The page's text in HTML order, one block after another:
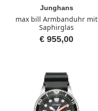
Junghans
max bill Armbanduhr mit
Saphirglas
€ 955,00